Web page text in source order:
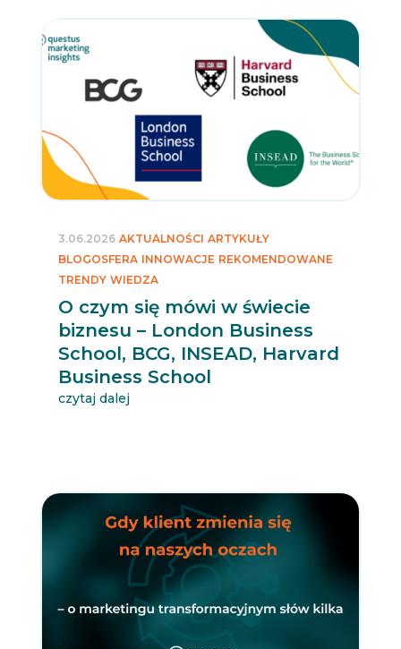
O czym się mówi w świecie
biznesu – London Business
School, BCG, INSEAD, Harvard
Business School
3.06.2026 AKTUALNOŚCI ARTYKUŁY
BLOGOSFERA INNOWACJE REKOMENDOWANE
TRENDY WIEDZA
czytaj dalej